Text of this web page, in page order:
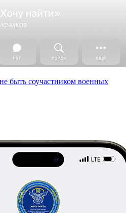
быть соучастником военных